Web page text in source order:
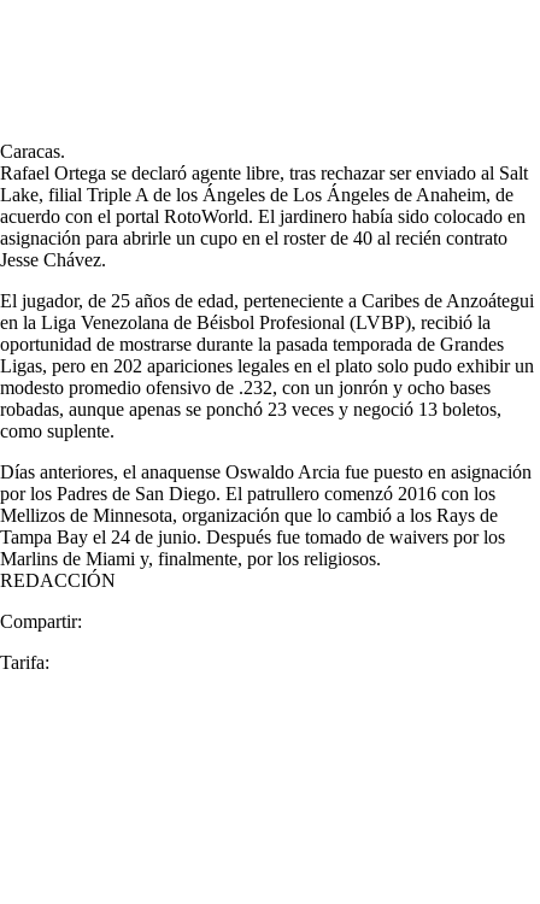
Caracas.
Rafael Ortega se declaró agente libre, tras rechazar ser enviado al Salt
Lake, filial Triple A de los Ángeles de Los Ángeles de Anaheim, de
acuerdo con el portal RotoWorld. El jardinero había sido colocado en
asignación para abrirle un cupo en el roster de 40 al recién contrato
Jesse Chávez.
El jugador, de 25 años de edad, perteneciente a Caribes de Anzoátegui
en la Liga Venezolana de Béisbol Profesional (LVBP), recibió la
oportunidad de mostrarse durante la pasada temporada de Grandes
Ligas, pero en 202 apariciones legales en el plato solo pudo exhibir un
modesto promedio ofensivo de .232, con un jonrón y ocho bases
robadas, aunque apenas se ponchó 23 veces y negoció 13 boletos,
como suplente.
Días anteriores, el anaquense Oswaldo Arcia fue puesto en asignación
por los Padres de San Diego. El patrullero comenzó 2016 con los
Mellizos de Minnesota, organización que lo cambió a los Rays de
Tampa Bay el 24 de junio. Después fue tomado de waivers por los
Marlins de Miami y, finalmente, por los religiosos.
REDACCIÓN
Compartir:
Tarifa: